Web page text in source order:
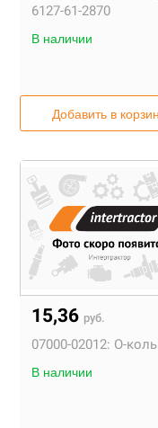
6127-61-2870
В наличии
Добавить в
15,36 руб.
07000-02012: О-
В наличии